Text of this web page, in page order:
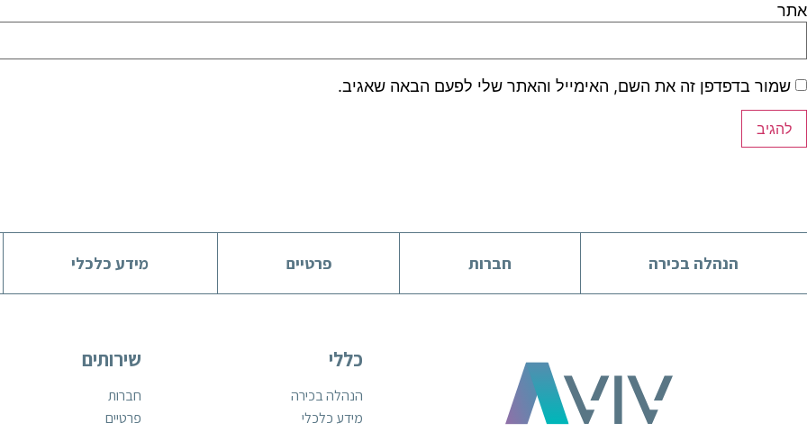
אתר
שמור בדפדפן זה את השם, האימייל והאתר שלי לפעם הבאה שאגיב.
הנהלה בכירה חברות פרטיים מידע כלכלי
כללי
הנהלה בכירה
מידע כלכלי
שירותים
חברות
פרטיים